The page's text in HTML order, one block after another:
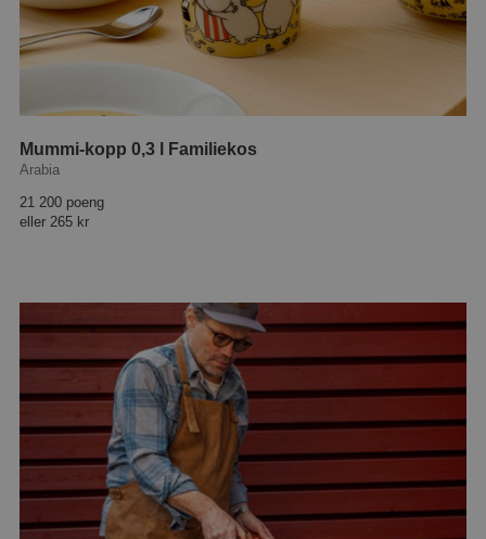
Mummi-kopp 0,3 l Familiekos
Arabia
21 200 poeng
eller 265 kr